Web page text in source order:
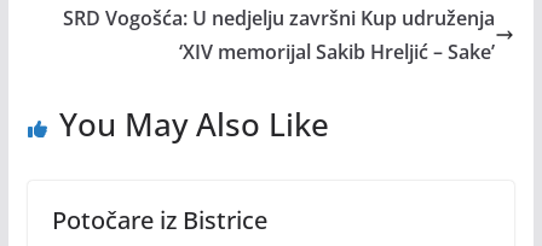
SRD Vogošća: U nedjelju završni Kup udruženja
‘XIV memorijal Sakib Hreljić – Sake’
You May Also Like
Potočare iz Bistrice